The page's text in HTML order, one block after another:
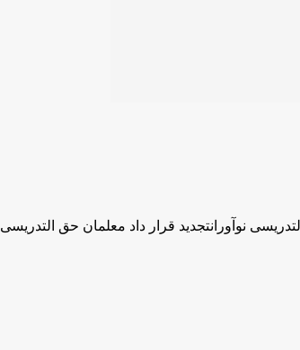
نوآورانتجدید قرار داد معلمان حق التدریسی